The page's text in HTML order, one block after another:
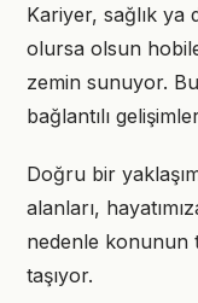
Kariyer, sağlık ya
olursa olsun
zemin sunuyor.
bağlantılı
Doğru bir
alanları,
nedenle konunun
taşıyor.